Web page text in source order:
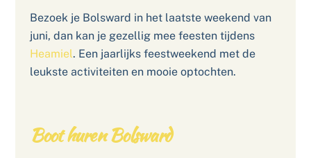
Bezoek je Bolsward in het laatste weekend van
juni, dan kan je gezellig mee feesten tijdens
Heamiel. Een jaarlijks feestweekend met de
leukste activiteiten en mooie optochten.
Boot huren Bolsward